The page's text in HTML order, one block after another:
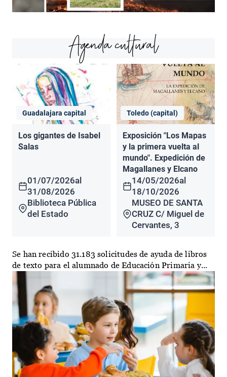
Agenda cultural
Guadalajara capital
Los gigantes de Isabel
Salas
01/07/2026al
31/08/2026
Biblioteca Pública
del Estado
Toledo (capital)
Exposición "Los Mapas
y la primera vuelta al
mundo". Expedición de
Magallanes y Elcano
14/05/2026al
18/10/2026
MUSEO DE SANTA
CRUZ C/ Miguel de
Cervantes, 3
Se han recibido 31.183 solicitudes de ayuda de libros
de texto para el alumnado de Educación Primaria y...